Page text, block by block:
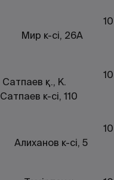
Мир к-сі, 26А
Сатпаев қ., К.
Сатпаев к-сі, 110
Алиханов к-сі, 5